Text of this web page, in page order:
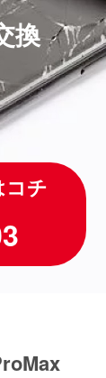
換
コチ